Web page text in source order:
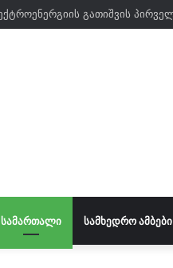
ᲡᲐᲛᲐᲠᲗᲐᲚᲘ ᲡᲐᲛᲮᲔᲓᲠᲝ ᲐᲛᲑᲔᲑᲘ